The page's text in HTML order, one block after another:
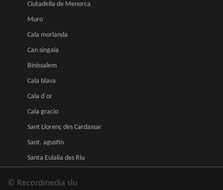
Ciutadella de Menorca
Muro
Cala morlanda
Can singala
Binissalem
Cala blava
Cala d´or
Cala gracio
Sant Llorenç des Cardassar
Sant. agustin
Santa Eulalia des Riu
© Recordmedia slu